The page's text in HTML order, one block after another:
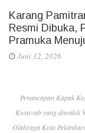
Karang
Resmi Dibuka,
Pramuka
Juni 12, 2026
Penancapan Kapak
Kwarcab yang diwakili
Olahraga Kota